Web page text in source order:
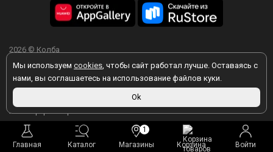
Главная Каталог Магазины
1
Корзина
Войти
Мы используем cookies, чтобы сайт работал лучше. Оставаясь с
нами, вы соглашаетесь на использование файлов куки.
Ok
2026 © Колба
Вы принимаете условия политики в отношении обработки
персональных данных
любой форме обратной связи на сайте kolba.ru.